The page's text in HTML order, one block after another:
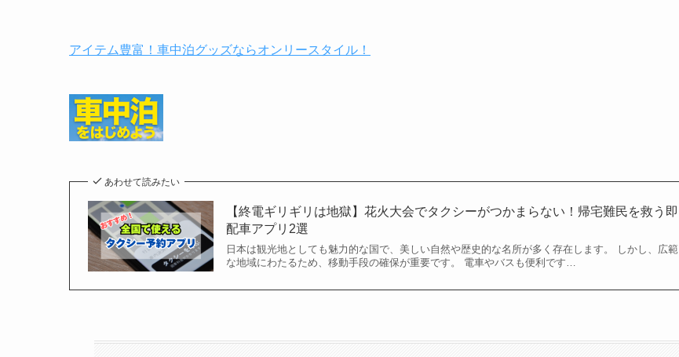
アイテム豊富！車中泊グッズならオンリースタイル！
あわせて読みたい
【終電ギリギリは地獄】花火大会でタクシーがつかまらない！帰宅難民を救う即
配車アプリ2選
日本は観光地としても魅力的な国で、美しい自然や歴史的な名所が多く存在します。 しかし、広範
な地域にわたるため、移動手段の確保が重要です。 電車やバスも便利です…